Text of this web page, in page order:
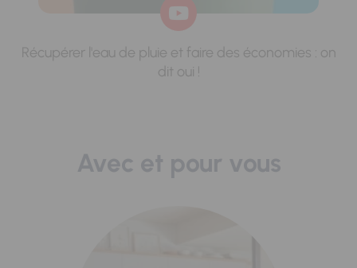
Récupérer l'eau de pluie et faire des économies : on
dit oui !
Avec et pour vous